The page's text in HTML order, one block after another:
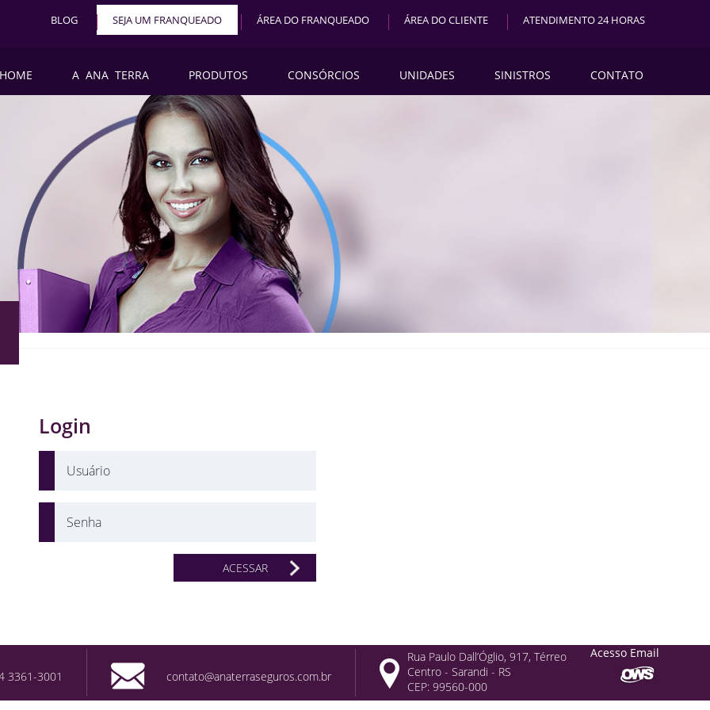
BLOG SEJA UM FRANQUEADO ÁREA DO FRANQUEADO ÁREA DO CLIENTE ATENDIMENTO 24 HORAS
HOME A ANA TERRA PRODUTOS CONSÓRCIOS UNIDADES SINISTROS CONTATO
Login
ACESSAR
3361-3001 contato@anaterraseguros.com.br
Rua Paulo Dall’Óglio, 917, Térreo
Centro - Sarandi - RS
CEP: 99560-000
Acesso Email